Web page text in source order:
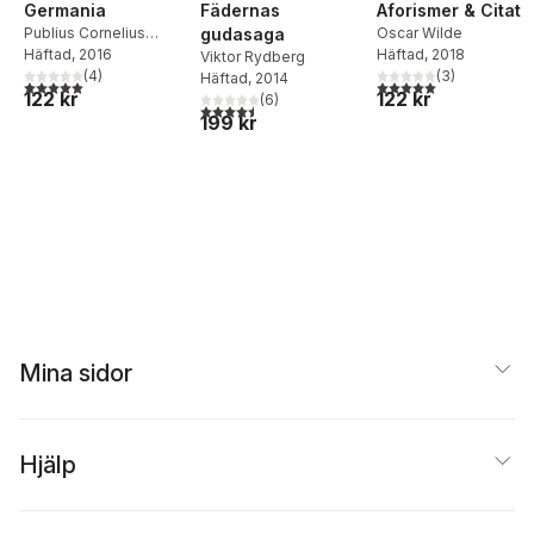
Germania
Publius Cornelius
Tacitus
Häftad, 2016
5,0utav 5 stjärnor. Totalt antal röster:
(4)
122 kr
Fädernas
gudasaga
Viktor Rydberg
Häftad, 2014
4,5utav 5 stjärnor. Totalt antal röster:
(6)
199 kr
Aforismer & Citat
Oscar Wilde
Häftad, 2018
5,0utav 5 stjärnor.
(3)
122 kr
Mina sidor
Hjälp